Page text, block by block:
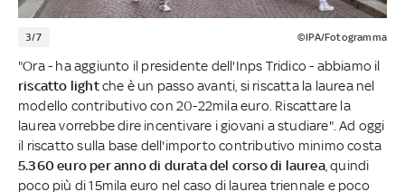
3/7 ©IPA/Fotogramma
"Ora - ha aggiunto il presidente dell'Inps Tridico - abbiamo il
riscatto lightche è un passo avanti, si riscatta la laurea nel
modello contributivo con 20-22mila euro. Riscattare la
laurea vorrebbe dire incentivare i giovani a studiare". Ad oggi
il riscatto sulla base dell'importo contributivo minimo costa
5.360 euro per anno di durata del corso di laurea, quindi
poco più di 15mila euro nel caso di laurea triennale e poco